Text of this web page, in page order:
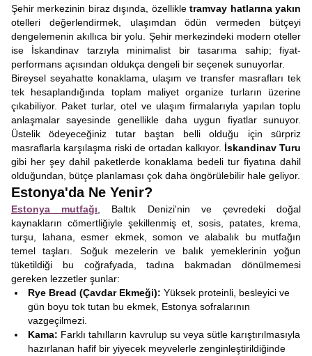
Şehir merkezinin biraz dışında, özellikletramvay hatlarına yakın
otelleri değerlendirmek, ulaşımdan ödün vermeden bütçeyi
dengelemenin akıllıca bir yolu. Şehir merkezindeki modern oteller
ise İskandinav tarzıyla minimalist bir tasarıma sahip; fiyat-
performans açısından oldukça dengeli bir seçenek sunuyorlar.
Bireysel seyahatte konaklama, ulaşım ve transfer masrafları tek
tek hesaplandığında toplam maliyet organize turların üzerine
çıkabiliyor. Paket turlar, otel ve ulaşım firmalarıyla yapılan toplu
anlaşmalar sayesinde genellikle daha uygun fiyatlar sunuyor.
Üstelik ödeyeceğiniz tutar baştan belli olduğu için sürpriz
masraflarla karşılaşma riski de ortadan kalkıyor. İskandinav Turu
gibi her şey dahil paketlerde konaklama bedeli tur fiyatına dahil
olduğundan, bütçe planlaması çok daha öngörülebilir hale geliyor.
Estonya'da Ne Yenir?
Estonya mutfağı , Baltık Denizi'nin ve çevredeki doğal
kaynakların cömertliğiyle şekillenmiş et, sosis, patates, krema,
turşu, lahana, esmer ekmek, somon ve alabalık bu mutfağın
temel taşları. Soğuk mezelerin ve balık yemeklerinin yoğun
tüketildiği bu coğrafyada, tadına bakmadan dönülmemesi
gereken lezzetler şunlar:
Rye Bread (Çavdar Ekmeği): Yüksek proteinli, besleyici ve
gün boyu tok tutan bu ekmek, Estonya sofralarının
vazgeçilmezi.
Kama: Farklı tahılların kavrulup su veya sütle karıştırılmasıyla
hazırlanan hafif bir yiyecek meyvelerle zenginleştirildiğinde